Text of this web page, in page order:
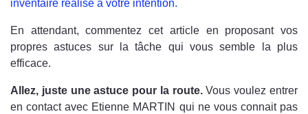
inventaire réalisé à votre intention.
En attendant, commentez cet article en proposant vos
propres astuces sur la tâche qui vous semble la plus
efficace.
Allez, juste une astuce pour la route. Vous voulez entrer
en contact avec Etienne MARTIN qui ne vous connait pas